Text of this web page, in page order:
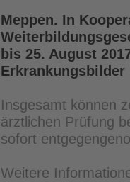
Meppen. In
bis 25. August
Insgesamt können
ärztlichen Prüfung
sofort
Weitere